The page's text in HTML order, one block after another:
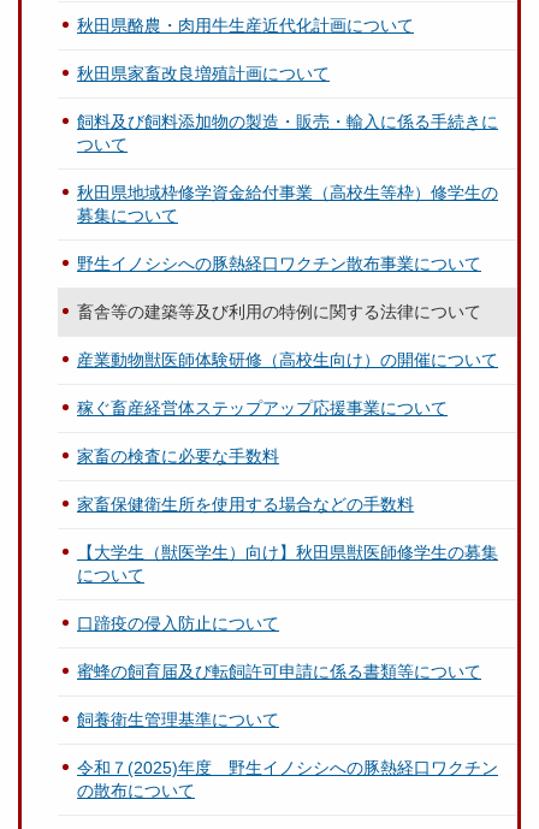
秋田県酪農・肉用牛生産近代化計画について
秋田県家畜改良増殖計画について
飼料及び飼料添加物の製造・販売・輸入に係る手続きに
ついて
秋田県地域枠修学資金給付事業（高校生等枠）修学生の
募集について
野生イノシシへの豚熱経口ワクチン散布事業について
畜舎等の建築等及び利用の特例に関する法律について
産業動物獣医師体験研修（高校生向け）の開催について
稼ぐ畜産経営体ステップアップ応援事業について
家畜の検査に必要な手数料
家畜保健衛生所を使用する場合などの手数料
【大学生（獣医学生）向け】秋田県獣医師修学生の募集
について
口蹄疫の侵入防止について
蜜蜂の飼育届及び転飼許可申請に係る書類等について
飼養衛生管理基準について
令和７(2025)年度 野生イノシシへの豚熱経口ワクチン
の散布について